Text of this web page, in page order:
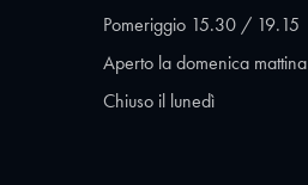
Pomeriggio 15.30 / 19.15
Aperto la domenica mattina
Chiuso il lunedì